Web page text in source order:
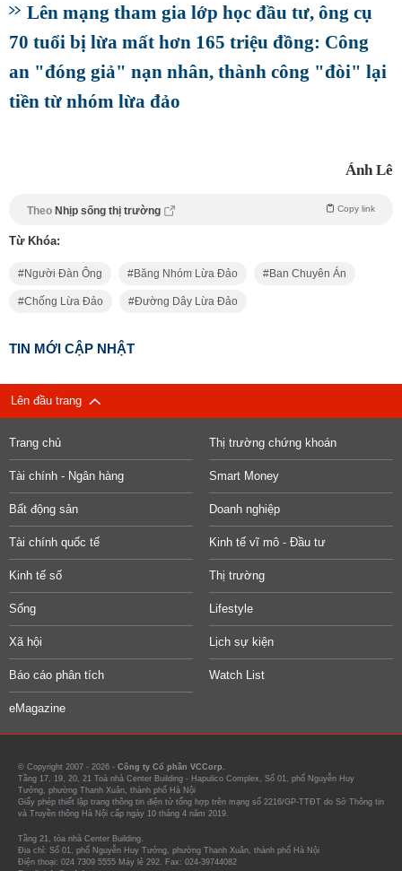
Lên mạng tham gia lớp học đầu tư, ông cụ
70 tuổi bị lừa mất hơn 165 triệu đồng: Công
an "đóng giả" nạn nhân, thành công "đòi" lại
tiền từ nhóm lừa đảo
Ánh Lê
Theo Nhịp sống thị trường Copy link
Từ Khóa:
Người Đàn Ông Băng Nhóm Lừa Đảo Ban Chuyên Án
Chống Lừa Đảo Đường Dây Lừa Đảo
TIN MỚI CẬP NHẬT
Lên đầu trang
Trang chủ Thị trường chứng khoán
Tài chính - Ngân hàng Smart Money
Bất động sản Doanh nghiệp
Tài chính quốc tế Kinh tế vĩ mô - Đầu tư
Kinh tế số Thị trường
Sống Lifestyle
Xã hội Lịch sự kiện
Báo cáo phân tích Watch List
eMagazine
© Copyright 2007 - 2026 - Công ty Cổ phần VCCorp.
Tầng 17, 19, 20, 21 Toà nhà Center Building - Hapulico Complex, Số 01, phố Nguyễn Huy
Tưởng, phường Thanh Xuân, thành phố Hà Nội
Giấy phép thiết lập trang thông tin điện tử tổng hợp trên mạng số 2216/GP-TTĐT do Sở Thông tin
và Truyền thông Hà Nội cấp ngày 10 tháng 4 năm 2019.
Tầng 21, tòa nhà Center Building.
Địa chỉ: Số 01, phố Nguyễn Huy Tưởng, phường Thanh Xuân, thành phố Hà Nội
Điện thoại: 024 7309 5555 Máy lẻ 292. Fax: 024-39744082